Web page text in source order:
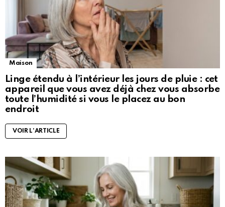
Maison
Linge étendu à l’intérieur les jours de pluie : cet
appareil que vous avez déjà chez vous absorbe
toute l’humidité si vous le placez au bon
endroit
VOIR L'ARTICLE